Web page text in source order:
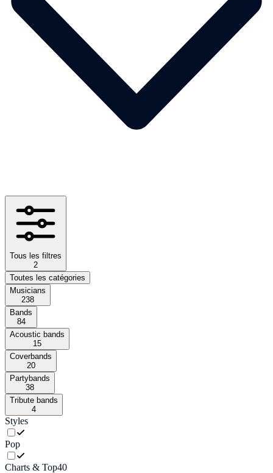
Tous les filtres
2
Toutes les catégories
Musicians
238
Bands
84
Acoustic bands
15
Coverbands
20
Partybands
38
Tribute bands
4
Styles
Pop
Charts & Top40